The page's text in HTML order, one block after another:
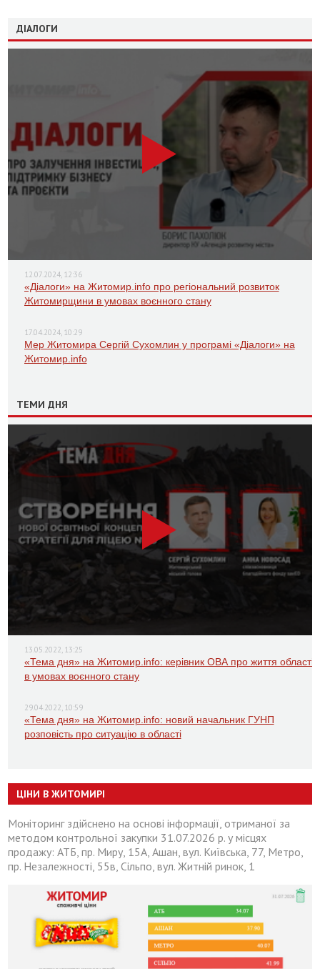
ДІАЛОГИ
12.07.2024, 12:36
«Діалоги» на Житомир.info про регіональний розвиток
Житомирщини в умовах воєнного стану
17.04.2024, 10:29
Мер Житомира Сергій Сухомлин у програмі «Діалоги» на
Житомир.info
ТЕМИ ДНЯ
13.05.2022, 13:25
«Тема дня» на Житомир.info: керівник ОВА про життя області
в умовах воєнного стану
29.04.2022, 10:59
«Тема дня» на Житомир.info: новий начальник ГУНП
розповість про ситуацію в області
ЦІНИ В ЖИТОМИРІ
Моніторинг здійснено на основі інформації, отриманої за
методом контрольної закупки 31.07.2026 р. у місцях
продажу: АТБ, пр. Миру, 15А, Ашан, вул. Київська, 77, Метро,
пр. Незалежності, 55в, Сільпо, вул. Житній ринок, 1